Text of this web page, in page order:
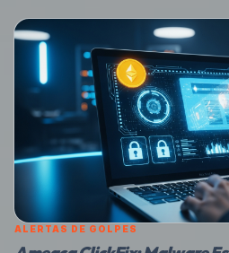
ALERTAS DE GOLPES